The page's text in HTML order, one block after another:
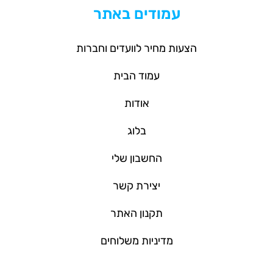
עמודים באתר
הצעות מחיר לוועדים וחברות
עמוד הבית
אודות
בלוג
החשבון שלי
יצירת קשר
תקנון האתר
מדיניות משלוחים